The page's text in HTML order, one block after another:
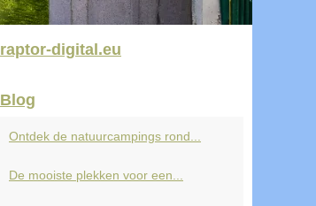
raptor-digital.eu
Blog
Ontdek de natuurcampings rond...
De mooiste plekken voor een...